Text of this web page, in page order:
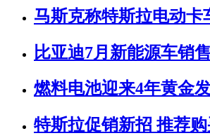
马斯克称特斯拉电动卡
比亚迪7月新能源车销
燃料电池迎来4年黄金
特斯拉促销新招 推荐购